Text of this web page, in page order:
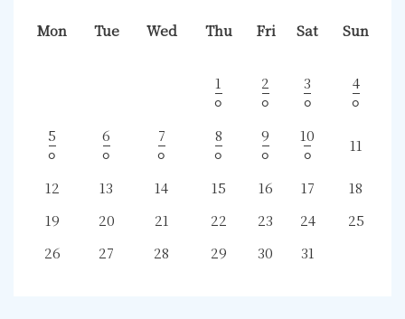
Mon Tue Wed Thu Fri Sat Sun
1
⚪︎
2
⚪︎
3
⚪︎
4
⚪︎
5
⚪︎
6
⚪︎
7
⚪︎
8
⚪︎
9
⚪︎
10
⚪︎
11
12 13 14 15 16 17
18
19
20 21 22 23 24
25
26
27 28 29 30 31